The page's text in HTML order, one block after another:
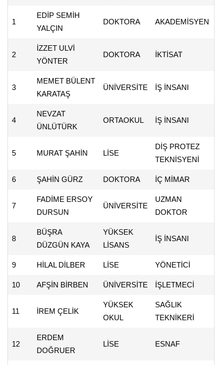
1
EDİP SEMİH
YALÇIN
DOKTORA AKADEMİSYEN
2
İZZET ULVİ
YÖNTER
DOKTORA İKTİSAT
3
MEMET BÜLENT
KARATAŞ
ÜNİVERSİTE İŞ İNSANI
4
NEVZAT
ÜNLÜTÜRK
ORTAOKUL İŞ İNSANI
5 MURAT ŞAHİN LİSE
DİŞ PROTEZ
TEKNİSYENİ
6 ŞAHİN GÜRZ DOKTORA İÇ MİMAR
7
FADİME ERSOY
DURSUN
ÜNİVERSİTE
UZMAN
DOKTOR
8
BÜŞRA
DÜZGÜN KAYA
YÜKSEK
LİSANS
İŞ İNSANI
9 HİLAL DİLBER LİSE YÖNETİCİ
10 AFŞİN BİRBEN ÜNİVERSİTE İŞLETMECİ
11 İREM ÇELİK
YÜKSEK
OKUL
SAĞLIK
TEKNİKERİ
12
ERDEM
DOĞRUER
LİSE ESNAF